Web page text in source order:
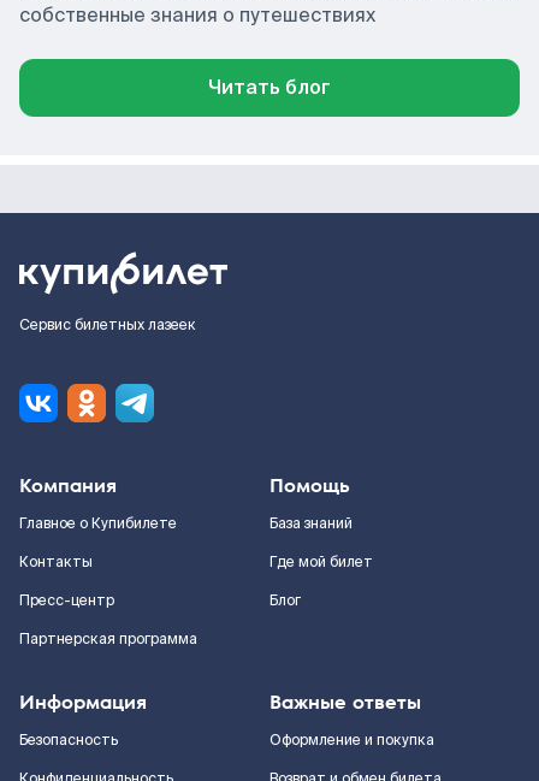
собственные знания о путешествиях
Читать блог
Сервис билетных лазеек
Компания
Главное о Купибилете
Контакты
Пресс-центр
Партнерская программа
Помощь
База знаний
Где мой билет
Блог
Информация
Безопасность
Важные ответы
Оформление и покупка